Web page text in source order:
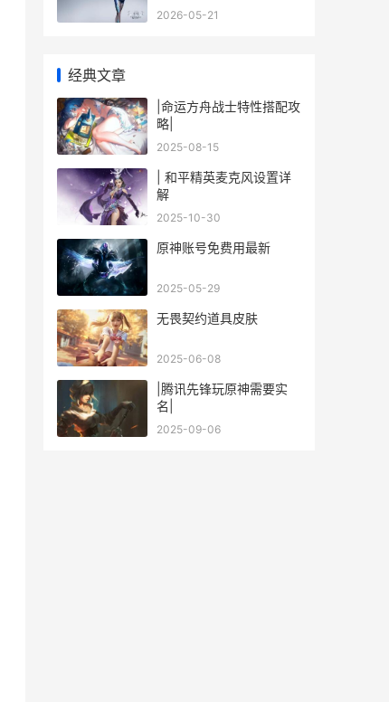
2026-05-21
经典文章
|命运方舟战士特性搭配攻
略|
2025-08-15
| 和平精英麦克风设置详
解
2025-10-30
原神账号免费用最新
2025-05-29
无畏契约道具皮肤
2025-06-08
|腾讯先锋玩原神需要实
名|
2025-09-06